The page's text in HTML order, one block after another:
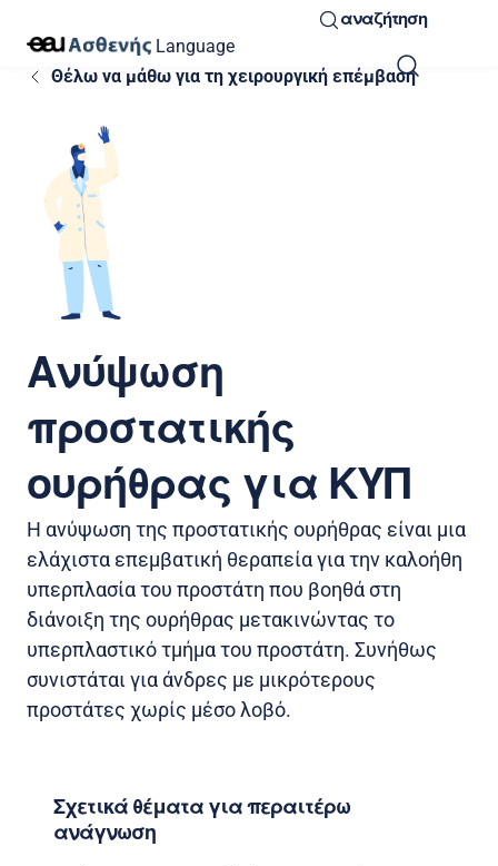
Language
αναζήτηση
Θέλω να μάθω για τη χειρουργική επέμβαση
Ανύψωση
προστατικής
ουρήθρας για ΚΥΠ
Η ανύψωση της προστατικής ουρήθρας είναι μια
ελάχιστα επεμβατική θεραπεία για την καλοήθη
υπερπλασία του προστάτη που βοηθά στη
διάνοιξη της ουρήθρας μετακινώντας το
υπερπλαστικό τμήμα του προστάτη. Συνήθως
συνιστάται για άνδρες με μικρότερους
προστάτες χωρίς μέσο λοβό.
Σχετικά θέματα για περαιτέρω
ανάγνωση